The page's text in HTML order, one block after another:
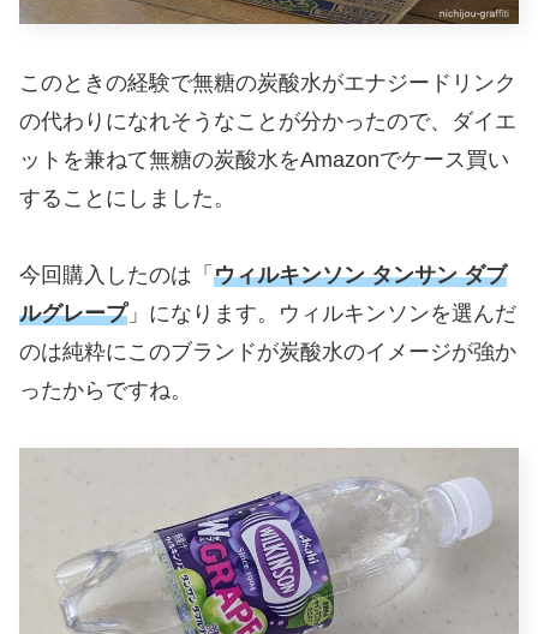
このときの経験で無糖の炭酸水がエナジードリンク
の代わりになれそうなことが分かったので、ダイエ
ットを兼ねて無糖の炭酸水をAmazonでケース買い
することにしました。
今回購入したのは「 ウィルキンソン タンサン ダブ
ルグレープ」になります。ウィルキンソンを選んだ
のは純粋にこのブランドが炭酸水のイメージが強か
ったからですね。